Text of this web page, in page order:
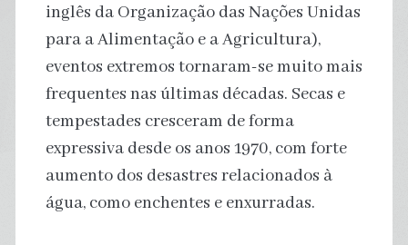
inglês da Organização das Nações Unidas
para a Alimentação e a Agricultura),
eventos extremos tornaram-se muito mais
frequentes nas últimas décadas. Secas e
tempestades cresceram de forma
expressiva desde os anos 1970, com forte
aumento dos desastres relacionados à
água, como enchentes e enxurradas.